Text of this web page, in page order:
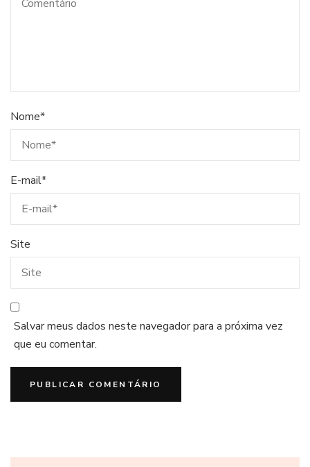
Nome*
E-mail*
Site
Salvar meus dados neste navegador para a próxima vez
que eu comentar.